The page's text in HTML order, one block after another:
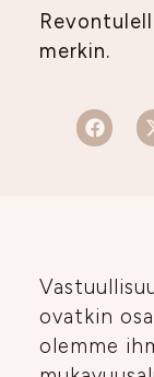
merkin.
ovatkin
olemme